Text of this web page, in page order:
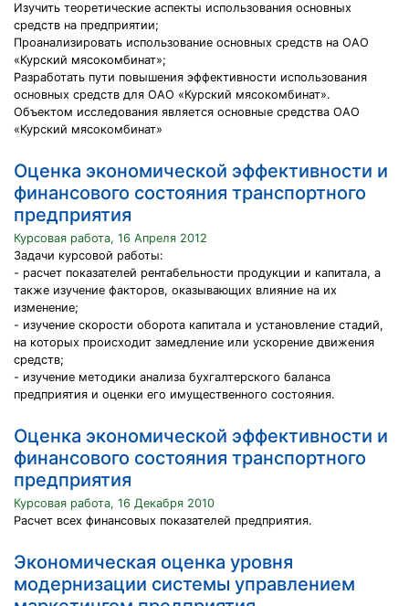
Изучить теоретические аспекты использования основных
средств на предприятии;
Проанализировать использование основных средств на ОАО
«Курский мясокомбинат»;
Разработать пути повышения эффективности использования
основных средств для ОАО «Курский мясокомбинат».
Объектом исследования является основные средства ОАО
«Курский мясокомбинат»
Оценка экономической эффективности и
финансового состояния транспортного
предприятия
Курсовая работа, 16 Апреля 2012
Задачи курсовой работы:
- расчет показателей рентабельности продукции и капитала, а
также изучение факторов, оказывающих влияние на их
изменение;
- изучение скорости оборота капитала и установление стадий,
на которых происходит замедление или ускорение движения
средств;
- изучение методики анализа бухгалтерского баланса
предприятия и оценки его имущественного состояния.
Оценка экономической эффективности и
финансового состояния транспортного
предприятия
Курсовая работа, 16 Декабря 2010
Расчет всех финансовых показателей предприятия.
Экономическая оценка уровня
модернизации системы управлением